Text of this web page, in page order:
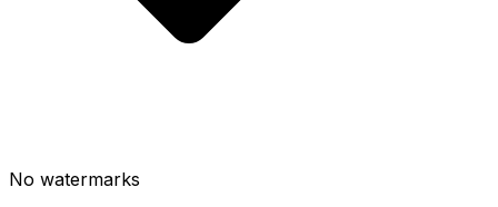
No watermarks